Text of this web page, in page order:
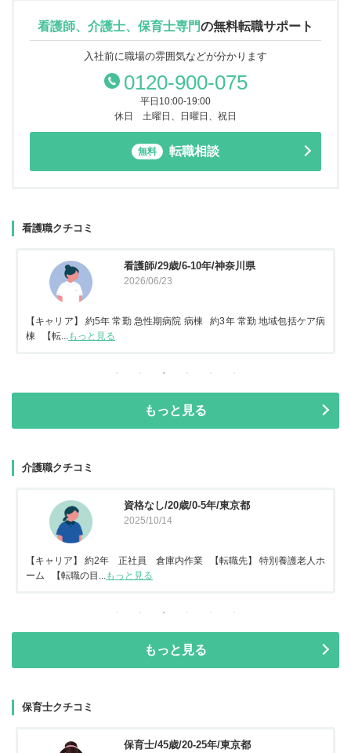
看護師、介護士、保育士専門の無料転職サポート
入社前に職場の雰囲気などが分かります
0120-900-075
平日10:00-19:00
休日 土曜日、日曜日、祝日
無料 転職相談
看護職クチコミ
看護師/29歳/6-10年/神奈川県
2026/06/23
【キャリア】 約5年 常勤 急性期病院 病棟 約3年 常勤 地域包括ケア病
棟 【転...
もっと見る
もっと見る
介護職クチコミ
資格なし/20歳/0-5年/東京都
2025/10/14
【キャリア】 約2年 正社員 倉庫内作業 【転職先】 特別養護老人ホ
ーム 【転職の目...
もっと見る
もっと見る
保育士クチコミ
保育士/45歳/20-25年/東京都